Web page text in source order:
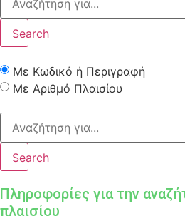
Search
Με Κωδικό ή Περιγραφή
Με Αριθμό Πλαισίου
Search
Πληροφορίες για την
πλαισίου